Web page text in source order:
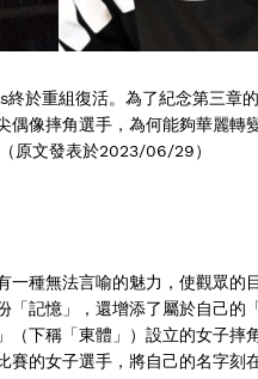
於重組復活。為了紀念第三章
像摔角選手，為何能夠華麗轉
原文發表於2023/06/29）
一種無法言喻的魅力，使觀眾的
「記憶」，還增添了屬於自己的
（下稱「東體」）設立的女子摔
的女子選手，將自己的名字刻